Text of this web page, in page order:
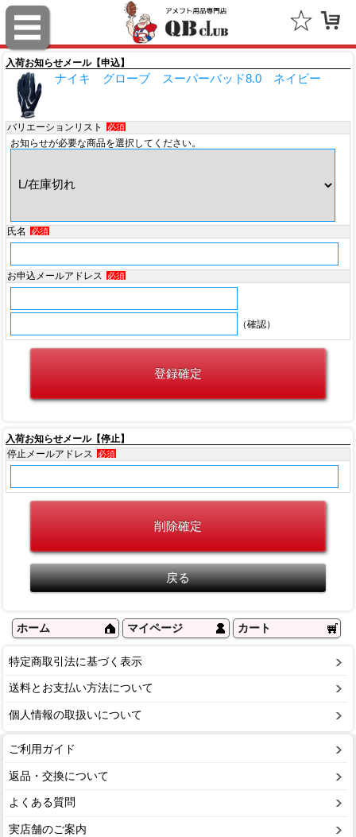
入荷お知らせメール【申込】
ナイキ グローブ スーパーバッド8.0 ネイビー
バリエーションリスト 必須
お知らせが必要な商品を選択してください。
氏名 必須
お申込メールアドレス 必須
（確認）
入荷お知らせメール【停止】
停止メールアドレス
必須
ホーム マイページ カート
特定商取引法に基づく表示
送料とお支払い方法について
個人情報の取扱いについて
ご利用ガイド
返品・交換について
よくある質問
実店舗のご案内
スポルディング（SPALDING）
ミッチェル＆ネス（Mitchell & Ness）
ポータフォン（PORTAPHONE）
ギルマンギア（Gilman Gear）
すべて